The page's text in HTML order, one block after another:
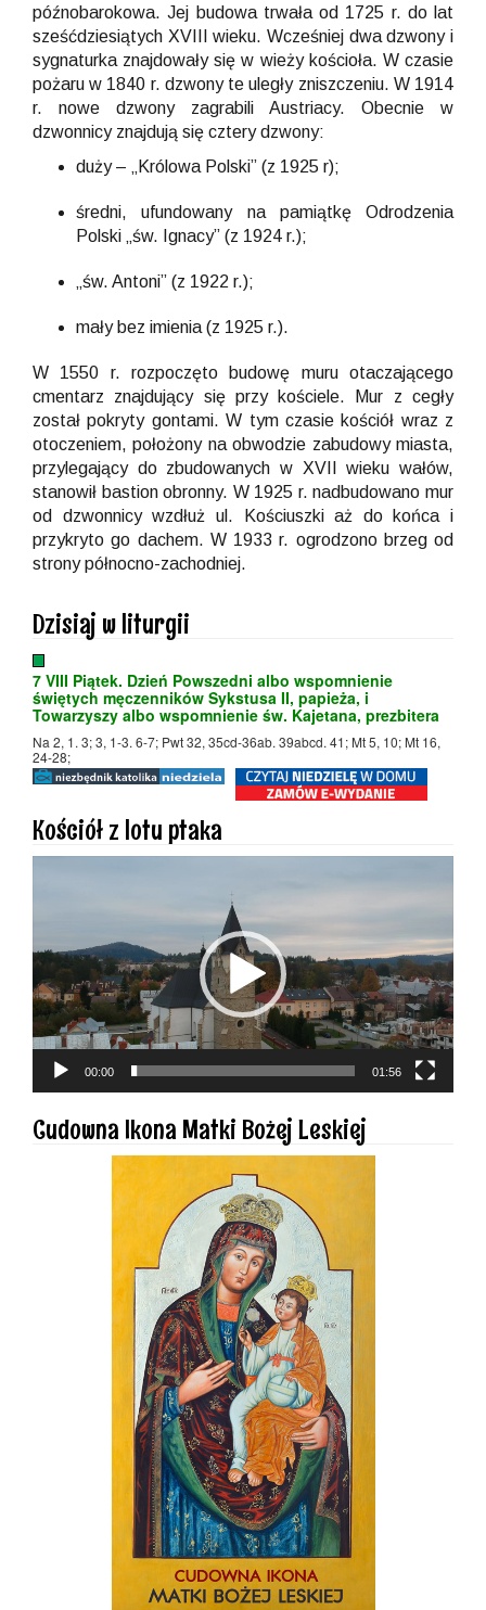
późnobarokowa. Jej budowa trwała od 1725 r. do lat
sześćdziesiątych XVIII wieku. Wcześniej dwa dzwony i
sygnaturka znajdowały się w wieży kościoła. W czasie
pożaru w 1840 r. dzwony te uległy zniszczeniu. W 1914
r. nowe dzwony zagrabili Austriacy. Obecnie w
dzwonnicy znajdują się cztery dzwony:
duży – „Królowa Polski” (z 1925 r);
średni, ufundowany na pamiątkę Odrodzenia
Polski „św. Ignacy” (z 1924 r.);
„św. Antoni” (z 1922 r.);
mały bez imienia (z 1925 r.).
W 1550 r. rozpoczęto budowę muru otaczającego
cmentarz znajdujący się przy kościele. Mur z cegły
został pokryty gontami. W tym czasie kościół wraz z
otoczeniem, położony na obwodzie zabudowy miasta,
przylegający do zbudowanych w XVII wieku wałów,
stanowił bastion obronny. W 1925 r. nadbudowano mur
od dzwonnicy wzdłuż ul. Kościuszki aż do końca i
przykryto go dachem. W 1933 r. ogrodzono brzeg od
strony północno-zachodniej.
Dzisiaj w liturgii
7 VIII Piątek. Dzień Powszedni albo wspomnienie
świętych męczenników Sykstusa II, papieża, i
Towarzyszy albo wspomnienie św. Kajetana, prezbitera
Na 2, 1. 3; 3, 1-3. 6-7; Pwt 32, 35cd-36ab. 39abcd. 41; Mt 5, 10; Mt 16,
24-28;
Kościół z lotu ptaka
00:00 01:56
Cudowna Ikona Matki Bożej Leskiej